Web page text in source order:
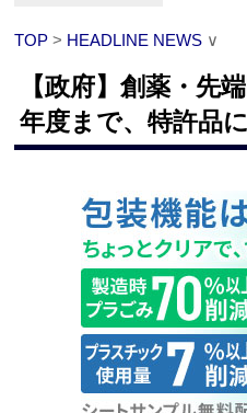
TOP > HEADLINE NEWS ∨
【政府】創薬・先
年度まで、特許品